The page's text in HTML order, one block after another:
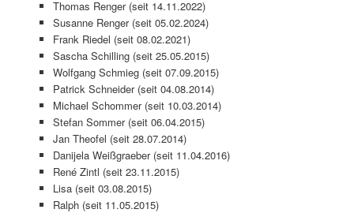
Thomas Renger (seit 14.11.2022)
Susanne Renger (seit 05.02.2024)
Frank Riedel (seit 08.02.2021)
Sascha Schilling (seit 25.05.2015)
Wolfgang Schmieg (seit 07.09.2015)
Patrick Schneider (seit 04.08.2014)
Michael Schommer (seit 10.03.2014)
Stefan Sommer (seit 06.04.2015)
Jan Theofel (seit 28.07.2014)
Danijela Weißgraeber (seit 11.04.2016)
René Zintl (seit 23.11.2015)
Lisa (seit 03.08.2015)
Ralph (seit 11.05.2015)